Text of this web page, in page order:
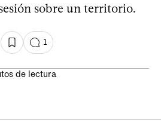
sobre un territorio.
1
de lectura